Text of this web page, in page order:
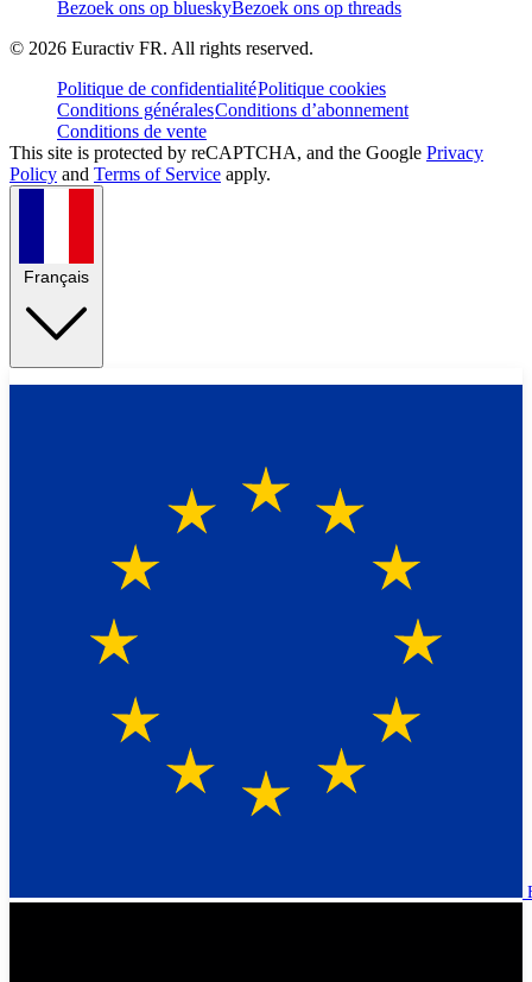
Bezoek ons op blueskyBezoek ons op threads
© 2026 Euractiv FR. All rights reserved.
Politique de confidentialitéPolitique cookies
Conditions généralesConditions d’abonnement
Conditions de vente
This site is protected by reCAPTCHA, and the Google Privacy
Policy and Terms of Service apply.
Français